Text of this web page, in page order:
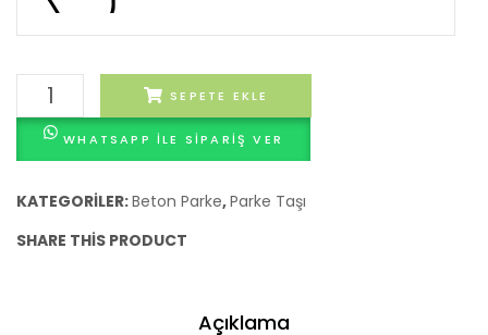
Beton
Plak
50×50
SEPETE EKLE
WHATSAPP ILE SIPARIŞ VER
KATEGORILER:Beton Parke,Parke Taşı
SHARE THIS PRODUCT
Açıklama